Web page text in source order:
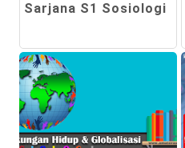
Sarjana S1 Sosiologi